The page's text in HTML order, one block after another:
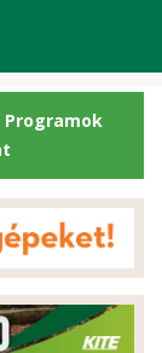
Programok